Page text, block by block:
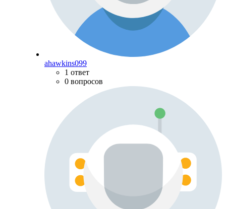
ahawkins099
1 ответ
0 вопросов